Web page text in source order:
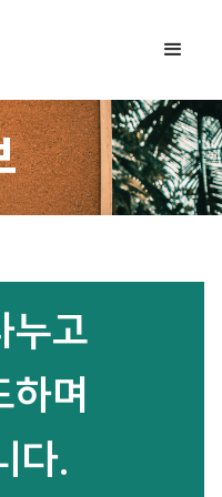
누고
하며
다.